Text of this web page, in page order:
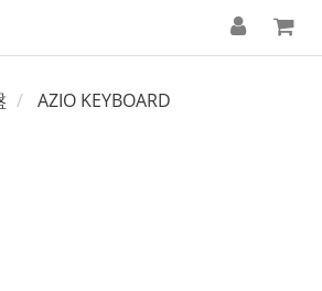
AZIO KEYBOARD